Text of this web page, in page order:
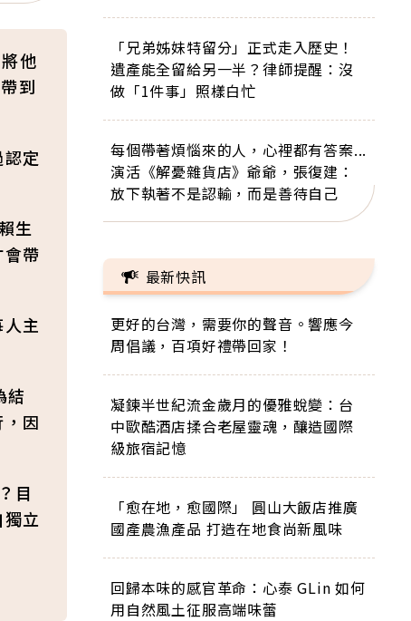
他
到
定
生
帶
主
結
因
目
立
「兄弟姊妹特留分」正式走入歷史！
遺產能全留給另一半？律師提醒：沒
做「1件事」照樣白忙
每個帶著煩惱來的人，心裡都有答案...
演活《解憂雜貨店》爺爺，張復建：
放下執著不是認輸，而是善待自己
最新快訊
更好的台灣，需要你的聲音。響應今
周倡議，百項好禮帶回家！
凝鍊半世紀流金歲月的優雅蛻變：台
中歐酷酒店揉合老屋靈魂，釀造國際
級旅宿記憶
「愈在地，愈國際」 圓山大飯店推廣
國產農漁產品 打造在地食尚新風味
回歸本味的感官革命：心泰 GLin 如何
用自然風土征服高端味蕾